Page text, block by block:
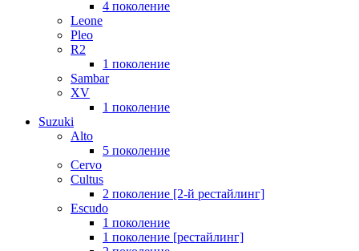
4 поколение
Leone
Pleo
R2
1 поколение
Sambar
XV
1 поколение
Suzuki
Alto
5 поколение
Cervo
Cultus
2 поколение [2-й рестайлинг]
Escudo
1 поколение
1 поколение [рестайлинг]